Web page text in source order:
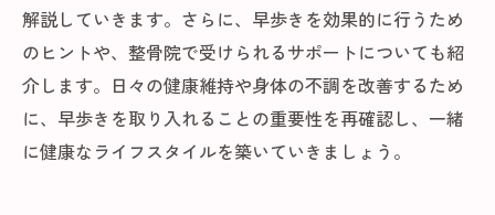
解説していきます。さらに、早歩きを効果的に行うため
のヒントや、整骨院で受けられるサポートについても紹
介します。日々の健康維持や身体の不調を改善するため
に、早歩きを取り入れることの重要性を再確認し、一緒
に健康なライフスタイルを築いていきましょう。